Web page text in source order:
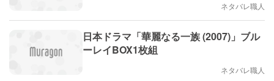
ネタバレ職人
日本ドラマ「華麗なる一族 (2007)」ブル
ーレイBOX1枚組
ネタバレ職人